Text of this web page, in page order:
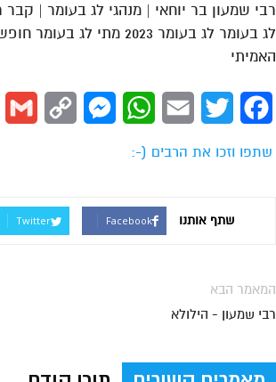
רבי שמעון בר יוחאי | מנהגי לג בעומר |
לג בעומר לג בעומר 2023
האמיתי
Facebook
Twitter
Email
WhatsApp
Messenger
Copy
שתפו וזכו את הרבים (-:
שתף אותנו Facebook
Twitter
המאמר הבא
רבי שמעון - הילולא